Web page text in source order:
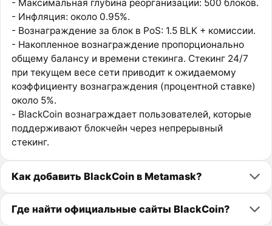
- Максимальная глубина реорганизации: 500 блоков.
- Инфляция: около 0.95%.
- Вознаграждение за блок в PoS: 1.5 BLK + комиссии.
- Накопленное вознаграждение пропорционально
общему балансу и времени стекинга. Стекинг 24/7
при текущем весе сети приводит к ожидаемому
коэффициенту вознаграждения (процентной ставке)
около 5%.
- BlackCoin вознаграждает пользователей, которые
поддерживают блокчейн через непрерывный
стекинг.
Как добавить BlackCoin в Metamask?
Где найти официальные сайты BlackCoin?